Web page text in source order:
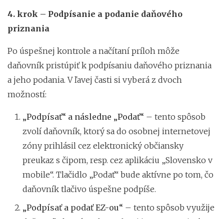
4. krok – Podpísanie a podanie daňového
priznania
Po úspešnej kontrole a načítaní príloh môže
daňovník pristúpiť k podpísaniu daňového priznania
a jeho podania. V ľavej časti si vyberá z dvoch
možností:
„Podpísať“ a následne „Podať“ – tento spôsob
zvolí daňovník, ktorý sa do osobnej internetovej
zóny prihlásil cez elektronický občiansky
preukaz s čipom, resp. cez aplikáciu „Slovensko v
mobile“. Tlačidlo „Podať“ bude aktívne po tom, čo
daňovník tlačivo úspešne podpíše.
„Podpísať a podať EZ-ou“ – tento spôsob využije